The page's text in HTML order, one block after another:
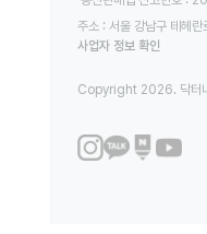
주소 : 서울 강남구 테헤
사업자 정보 확인
Copyright 2026. 닥터